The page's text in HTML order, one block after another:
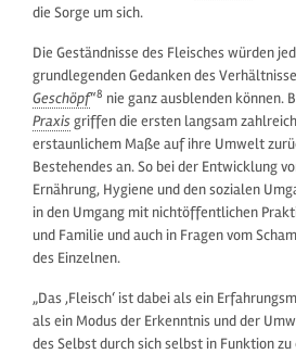
die Sorge um sich.
Die Geständnisse des Fleisches würden
grundlegenden Gedanken des
Geschöpf“8 nie ganz ausblenden können.
Praxisgriffen die ersten langsam
erstaunlichem Maße auf ihre Umwelt
Bestehendes an. So bei der Entwicklung
Ernährung, Hygiene und den sozialen
in den Umgang mit nichtöffentlichen
und Familie und auch in Fragen vom
des Einzelnen.
„Das ‚Fleisch‘ ist dabei als ein
als ein Modus der Erkenntnis und der
des Selbst durch sich selbst in Funktion